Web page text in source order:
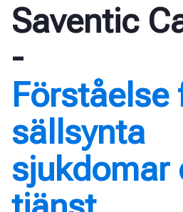
Saventic
-
Förståelse
sällsynta
sjukdomar